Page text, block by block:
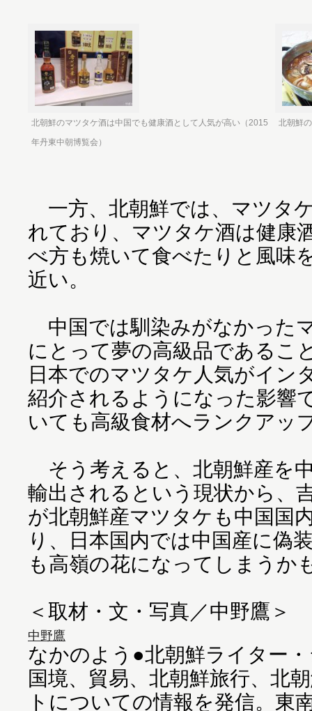
北朝鮮のマツタケ酒は中国でも健康酒として人気が高い（2015
年丹東中朝博覧会）
北朝鮮
一方、北朝鮮では、マツタ
れており、マツタケ酒は健康
べ方も焼いて食べたりと風味
近い。
中国では馴染みがなかった
にとって夢の高級品であるこ
日本でのマツタケ人気がイン
紹介されるようになった影響
いても高級食材へランクアッ
そう考えると、北朝鮮産を
輸出されるという現状から、
が北朝鮮産マツタケも中国国
り、日本国内では中国産に偽
も高嶺の花になってしまうか
＜取材・文・写真／中野鷹＞
中野鷹
なかのよう●北朝鮮ライター
国境、貿易、北朝鮮旅行、北
トについての情報を発信。東